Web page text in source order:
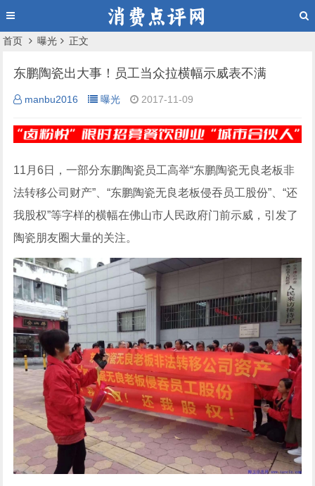
首页 曝光 正文
东鹏陶瓷出大事！员工当众拉横幅示威表不满
manbu2016 曝光 2017-11-09
11月6日，一部分东鹏陶瓷员工高举“东鹏陶瓷无良老板非
法转移公司财产”、“东鹏陶瓷无良老板侵吞员工股份”、“还
我股权”等字样的横幅在佛山市人民政府门前示威，引发了
陶瓷朋友圈大量的关注。